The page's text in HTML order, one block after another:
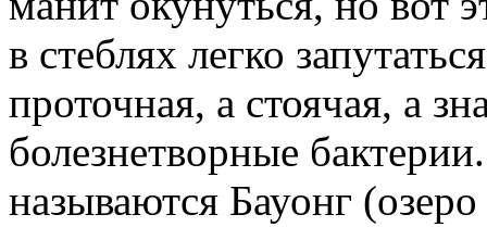
в стеблях легко
проточная, а стоячая, а
болезнетворные
называются Бауонг